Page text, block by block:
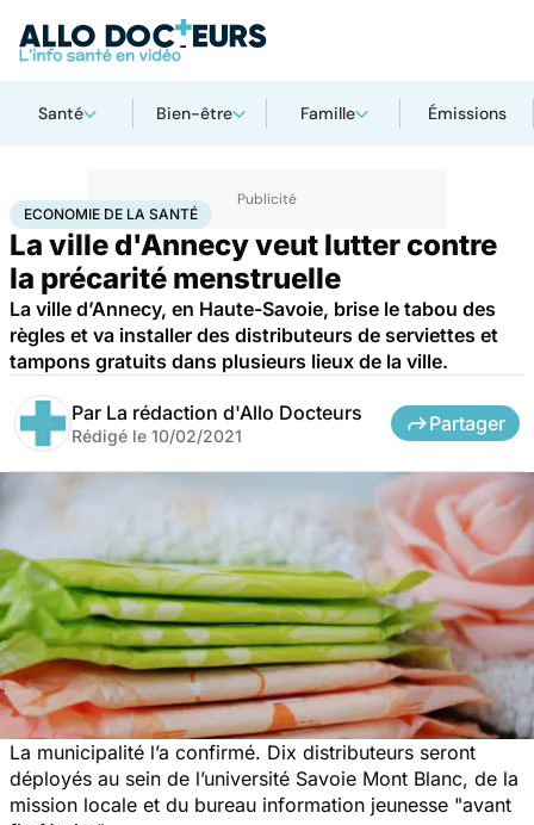
Santé Bien-être Famille Émissions
AccueilSantéSociétéÉconomie Economie de la santé
ECONOMIE DE LA SANTÉ
La ville d'Annecy veut lutter contre
la précarité menstruelle
La ville d’Annecy, en Haute-Savoie, brise le tabou des
règles et va installer des distributeurs de serviettes et
tampons gratuits dans plusieurs lieux de la ville.
Par La rédaction d'Allo Docteurs
Rédigé le 10/02/2021
Partager
La municipalité l’a confirmé. Dix distributeurs seront
déployés au sein de l’université Savoie Mont Blanc, de la
mission locale et du bureau information jeunesse "avant